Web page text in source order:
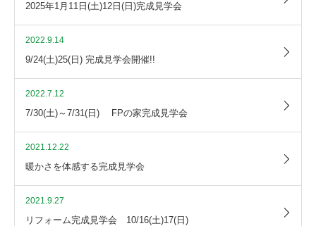
2025年1月11日(土)12日(日)完成見学会
2022.9.14
9/24(土)25(日) 完成見学会開催!!
2022.7.12
7/30(土)～7/31(日) FPの家完成見学会
2021.12.22
暖かさを体感する完成見学会
2021.9.27
リフォーム完成見学会 10/16(土)17(日)